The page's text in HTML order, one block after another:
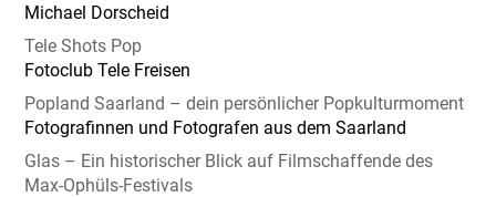
Michael Dorscheid
Tele Shots Pop
Fotoclub Tele Freisen
Popland Saarland – dein persönlicher Popkulturmoment
Fotografinnen und Fotografen aus dem Saarland
Glas – Ein historischer Blick auf Filmschaffende des
Max-Ophüls-Festivals